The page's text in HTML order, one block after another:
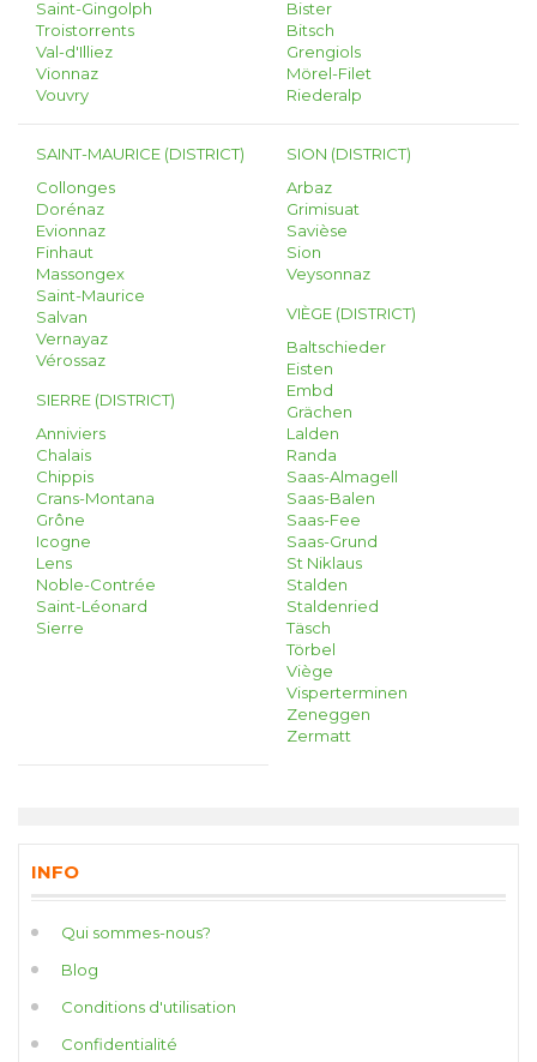
Saint-Gingolph
Troistorrents
Val-d'Illiez
Vionnaz
Vouvry
Bister
Bitsch
Grengiols
Mörel-Filet
Riederalp
SAINT-MAURICE (DISTRICT)
Collonges
Dorénaz
Evionnaz
Finhaut
Massongex
Saint-Maurice
Salvan
Vernayaz
Vérossaz
SIERRE (DISTRICT)
Anniviers
Chalais
Chippis
Crans-Montana
Grône
Icogne
Lens
Noble-Contrée
Saint-Léonard
Sierre
SION (DISTRICT)
Arbaz
Grimisuat
Savièse
Sion
Veysonnaz
VIÈGE (DISTRICT)
Baltschieder
Eisten
Embd
Grächen
Lalden
Randa
Saas-Almagell
Saas-Balen
Saas-Fee
Saas-Grund
St Niklaus
Stalden
Staldenried
Täsch
Törbel
Viège
Visperterminen
Zeneggen
Zermatt
INFO
Qui sommes-nous?
Blog
Conditions d'utilisation
Confidentialité